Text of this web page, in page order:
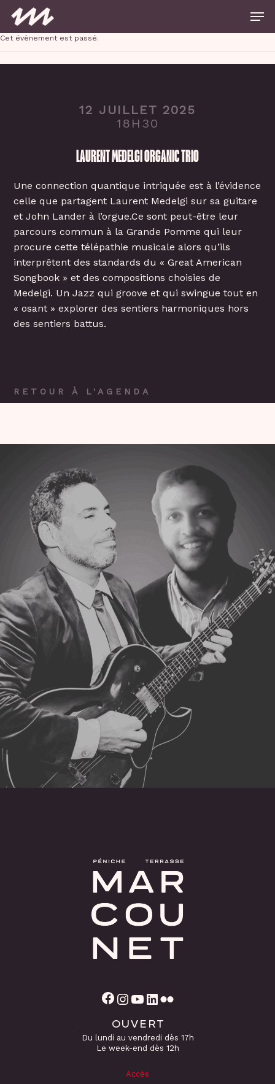
main
content
Cet évènement est passé.
12 JUILLET 2025
18H30
LAURENT MEDELGI ORGANIC TRIO
Une connection quantique intriquée est à l’évidence
celle que partagent Laurent Medelgi sur sa guitare
et John Lander à l’orgue.Ce sont peut-être leur
parcours commun à la Grande Pomme qui leur
procure cette télépathie musicale alors qu’ils
interprêtent des standards du « Great American
Songbook » et des compositions choisies de
Medelgi. Un Jazz qui groove et qui swingue tout en
« osant » explorer des sentiers harmoniques hors
des sentiers battus.
RETOUR À L'AGENDA
Facebook Instagram YouTube
OUVERT
Du lundi au vendredi dès 17h
Le week-end dès 12h
Accès
Close